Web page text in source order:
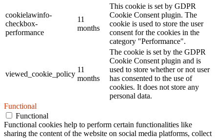
cookielawinfo-
checkbox-
performance
11
months
This cookie is set by GDPR
Cookie Consent plugin. The
cookie is used to store the user
consent for the cookies in the
category "Performance".
viewed_cookie_policy
11
months
The cookie is set by the GDPR
Cookie Consent plugin and is
used to store whether or not user
has consented to the use of
cookies. It does not store any
personal data.
Functional
Functional
Functional cookies help to perform certain functionalities like
sharing the content of the website on social media platforms, collect